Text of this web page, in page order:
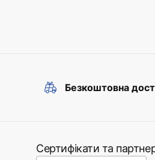
Безкоштовна
Сертифікати та